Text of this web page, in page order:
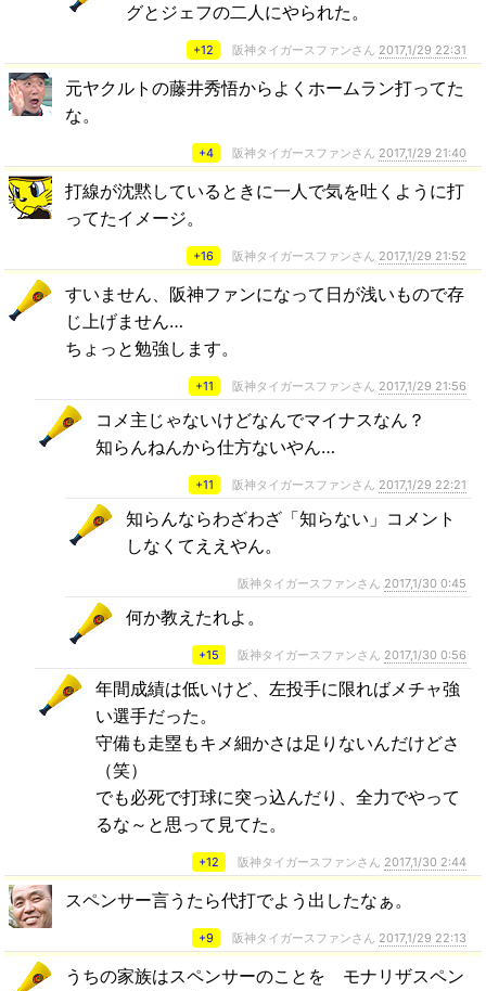
グとジェフの二人にやられた。
+12 阪神タイガースファンさん 2017,1/29 22:31
元ヤクルトの藤井秀悟からよくホームラン打ってた
な。
+4 阪神タイガースファンさん 2017,1/29 21:40
打線が沈黙しているときに一人で気を吐くように打
ってたイメージ。
+16 阪神タイガースファンさん 2017,1/29 21:52
すいません、阪神ファンになって日が浅いもので存
じ上げません…
ちょっと勉強します。
+11 阪神タイガースファンさん 2017,1/29 21:56
コメ主じゃないけどなんでマイナスなん？
知らんねんから仕方ないやん…
+11 阪神タイガースファンさん 2017,1/29 22:21
知らんならわざわざ「知らない」コメント
しなくてええやん。
阪神タイガースファンさん 2017,1/30 0:45
何か教えたれよ。
+15 阪神タイガースファンさん 2017,1/30 0:56
年間成績は低いけど、左投手に限ればメチャ強
い選手だった。
守備も走塁もキメ細かさは足りないんだけどさ
（笑）
でも必死で打球に突っ込んだり、全力でやって
るな～と思って見てた。
+12 阪神タイガースファンさん 2017,1/30 2:44
スペンサー言うたら代打でよう出したなぁ。
+9 阪神タイガースファンさん 2017,1/29 22:13
うちの家族はスペンサーのことを モナリザスペン